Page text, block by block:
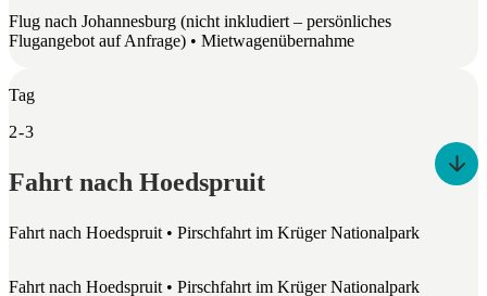
Flug nach Johannesburg (nicht inkludiert – persönliches
Flugangebot auf Anfrage) • Mietwagenübernahme
Tag
2 - 3
Fahrt nach Hoedspruit
Fahrt nach Hoedspruit • Pirschfahrt im Krüger Nationalpark
Fahrt nach Hoedspruit • Pirschfahrt im Krüger Nationalpark